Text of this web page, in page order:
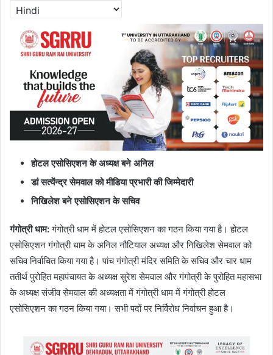
होटल एसोसिएशन के अध्यक्ष बने अनिल
डां सत्येंन्द्र सेमवाल को मीडिया प्रभारी की जिम्मेदारी
निखिलेश बने एसोसिएशन के सचिव
गंगोत्री धाम:गंगोत्री धाम में होटल एसोसिएशन का गठन किया गया है। होटल
एसोसिएशन गंगोत्री धाम के अनिल नौटियाल अध्यक्ष और निखिलेश सेमवाल को
सचिव निर्वाचित किया गया है। पांच गंगोत्री मंदिर समिति के सचिव और चार धाम
ततीर्थ पुरोहित महापंचायत के अध्यक्ष सुरेश सेमवाल और गंगोत्री के पुरोहित महासभा
के अध्यक्ष संजीव सेमवाल की अध्यक्षता में गंगोत्री धाम में गंगोत्री होटल
एसोसिएशन का गठन किया गया। सभी पदों पर निर्विरोध निर्वाचन हुआ है।